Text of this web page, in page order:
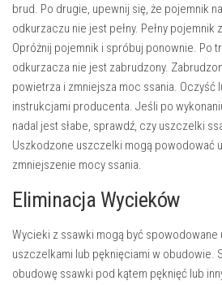
brud. Po drugie, upewnij się, że pojemnik
odkurzaczu nie jest pełny. Pełny pojemnik
Opróżnij pojemnik i spróbuj ponownie. Po
odkurzacza nie jest zabrudzony.
powietrza i zmniejsza moc ssania. Oczyść
instrukcjami producenta. Jeśli po
nadal jest słabe, sprawdź, czy uszczelki
Uszkodzone uszczelki mogą powodować
zmniejszenie mocy ssania.
Eliminacja Wycieków
Wycieki z ssawki mogą być spowodowane
uszczelkami lub pęknięciami w obudowie.
obudowę ssawki pod kątem pęknięć lub